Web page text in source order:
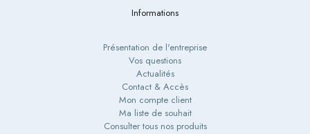
Informations
Présentation de l'entreprise
Vos questions
Actualités
Contact & Accès
Mon compte client
Ma liste de souhait
Consulter tous nos produits